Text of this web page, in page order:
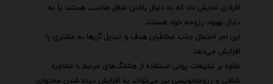
افرادی نمایش داد که به دنبال یافتن شغل مناسب هستند یا به
دنبال بهبود رزومه خود هستند.
این امر احتمال جذب مخاطبان هدف و تبدیل آن‌ها به مشتری را
افزایش می‌دهد.
علاوه بر تبلیغات پولی استفاده از هشتگ‌های مرتبط با مشاوره
شغلی و رزومه‌نویسی نیز می‌تواند به افزایش دیده شدن محتوای